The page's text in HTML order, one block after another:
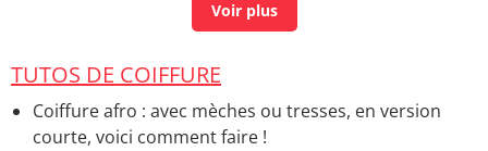
Douleur abdominale : gauche, droite, cause,
Demi queue de cheval> Accueil - Tutos de coiffure
Drogue chez les jeunes : causes, conséquences, quoi
faire ?> Accueil - Drogues
TUTOS DE COIFFURE
Coiffure afro : avec mèches ou tresses, en version
courte, voici comment faire !